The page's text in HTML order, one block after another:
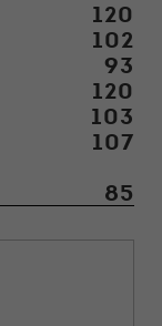
120
102
93
120
103
107
85